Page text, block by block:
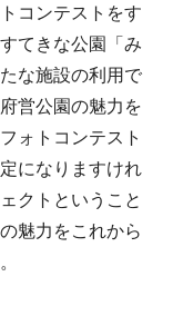
コンテストをす
てきな公園「み
な施設の利用で
営公園の魅力を
ォトコンテスト
になりますけれ
クトということ
魅力をこれから